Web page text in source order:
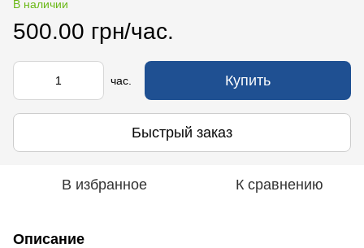
В наличии
500.00 грн/час.
час. Купить
Быстрый заказ
В избранное К сравнению
Описание